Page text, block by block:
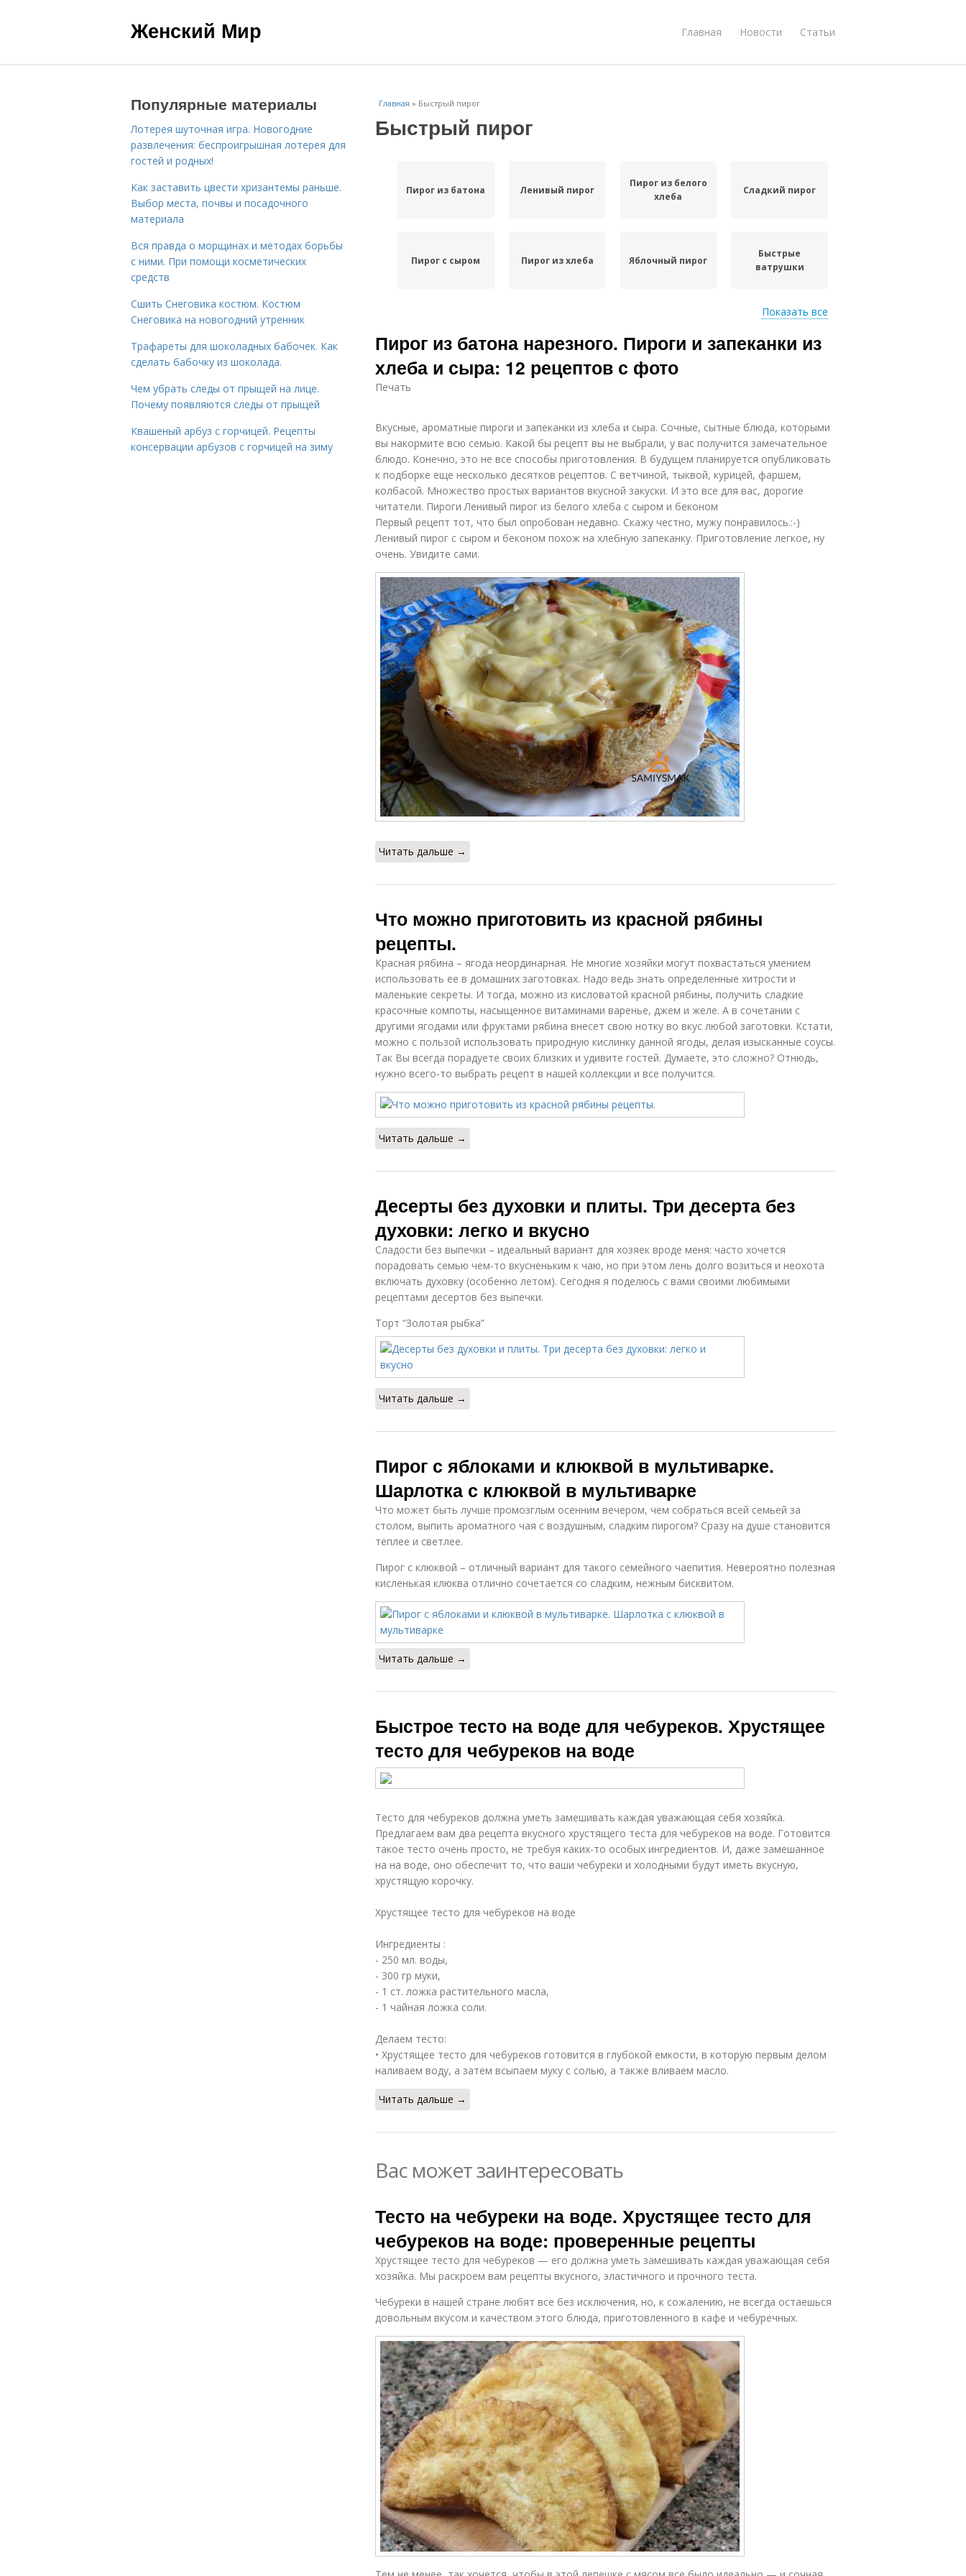
Женский Мир Главная Новости Статьи
Главная » Быстрый пирог
Быстрый пирог
Пирог из батона Ленивый пирог
Пирог из белого
хлеба
Сладкий пирог
Пирог с сыром Пирог из хлеба Яблочный пирог
Быстрые
ватрушки
пирог
пирог
вареньем
вареньем
Пирог с куриной
Пирог с
творогом
Песочный пирог Быстрое тесто
Показать все
Пирог из батона нарезного. Пироги и запеканки из
хлеба и сыра: 12 рецептов с фото
Печать
Вкусные, ароматные пироги и запеканки из хлеба и сыра. Сочные, сытные блюда, которыми
вы накормите всю семью. Какой бы рецепт вы не выбрали, у вас получится замечательное
блюдо. Конечно, это не все способы приготовления. В будущем планируется опубликовать
к подборке еще несколько десятков рецептов. С ветчиной, тыквой, курицей, фаршем,
колбасой. Множество простых вариантов вкусной закуски. И это все для вас, дорогие
читатели. Пироги Ленивый пирог из белого хлеба с сыром и беконом
Первый рецепт тот, что был опробован недавно. Скажу честно, мужу понравилось.:-)
Ленивый пирог с сыром и беконом похож на хлебную запеканку. Приготовление легкое, ну
очень. Увидите сами.
Читать дальше →
Что можно приготовить из красной рябины
рецепты.
Красная рябина – ягода неординарная. Не многие хозяйки могут похвастаться умением
использовать ее в домашних заготовках. Надо ведь знать определенные хитрости и
маленькие секреты. И тогда, можно из кисловатой красной рябины, получить сладкие
красочные компоты, насыщенное витаминами варенье, джем и желе. А в сочетании с
другими ягодами или фруктами рябина внесет свою нотку во вкус любой заготовки. Кстати,
можно с пользой использовать природную кислинку данной ягоды, делая изысканные соусы.
Так Вы всегда порадуете своих близких и удивите гостей. Думаете, это сложно? Отнюдь,
нужно всего-то выбрать рецепт в нашей коллекции и все получится.
Читать дальше →
Десерты без духовки и плиты. Три десерта без
духовки: легко и вкусно
Сладости без выпечки – идеальный вариант для хозяек вроде меня: часто хочется
порадовать семью чем-то вкусненьким к чаю, но при этом лень долго возиться и неохота
включать духовку (особенно летом). Сегодня я поделюсь с вами своими любимыми
рецептами десертов без выпечки.
Торт “Золотая рыбка”
Читать дальше →
Пирог с яблоками и клюквой в мультиварке.
Шарлотка с клюквой в мультиварке
Что может быть лучше промозглым осенним вечером, чем собраться всей семьей за
столом, выпить ароматного чая с воздушным, сладким пирогом? Сразу на душе становится
теплее и светлее.
Пирог с клюквой – отличный вариант для такого семейного чаепития. Невероятно полезная
кисленькая клюква отлично сочетается со сладким, нежным бисквитом.
Читать дальше →
Быстрое тесто на воде для чебуреков. Хрустящее
тесто для чебуреков на воде
Тесто для чебуреков должна уметь замешивать каждая уважающая себя хозяйка.
Предлагаем вам два рецепта вкусного хрустящего теста для чебуреков на воде. Готовится
такое тесто очень просто, не требуя каких-то особых ингредиентов. И, даже замешанное
на на воде, оно обеспечит то, что ваши чебуреки и холодными будут иметь вкусную,
хрустящую корочку.
Хрустящее тесто для чебуреков на воде
Ингредиенты :
- 250 мл. воды,
- 300 гр муки,
- 1 ст. ложка растительного масла,
- 1 чайная ложка соли.
Делаем тесто:
• Хрустящее тесто для чебуреков готовится в глубокой емкости, в которую первым делом
наливаем воду, а затем всыпаем муку с солью, а также вливаем масло.
Читать дальше →
Вас может заинтересовать
Тесто на чебуреки на воде. Хрустящее тесто для
чебуреков на воде: проверенные рецепты
Хрустящее тесто для чебуреков — его должна уметь замешивать каждая уважающая себя
хозяйка. Мы раскроем вам рецепты вкусного, эластичного и прочного теста.
Чебуреки в нашей стране любят все без исключения, но, к сожалению, не всегда остаешься
довольным вкусом и качеством этого блюда, приготовленного в кафе и чебуречных.
Популярные материалы
Лотерея шуточная игра. Новогодние
развлечения: беспроигрышная лотерея для
гостей и родных!
Как заставить цвести хризантемы раньше.
Выбор места, почвы и посадочного
материала
Вся правда о морщинах и методах борьбы
с ними. При помощи косметических
средств
Сшить Снеговика костюм. Костюм
Снеговика на новогодний утренник
Трафареты для шоколадных бабочек. Как
сделать бабочку из шоколада.
Чем убрать следы от прыщей на лице.
Почему появляются следы от прыщей
Квашеный арбуз с горчицей. Рецепты
консервации арбузов с горчицей на зиму